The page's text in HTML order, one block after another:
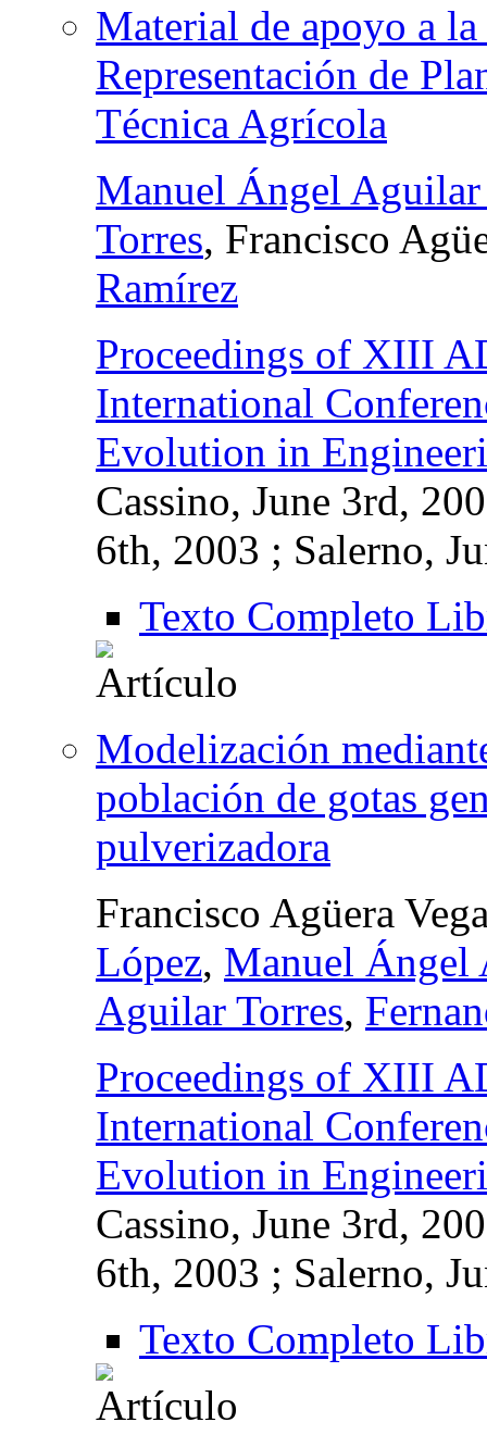
Material de apoyo a
Representación de
Técnica Agrícola
Manuel Ángel Aguilar
Torres, Francisco
Ramírez
Proceedings of XIII
International
Evolution in
Cassino, June 3rd,
6th, 2003 ; Salerno,
Texto Completo
Modelización
población de gotas
pulverizadora
Francisco Agüera
López, Manuel Ángel
Aguilar Torres,
Proceedings of XIII
International
Evolution in
Cassino, June 3rd,
6th, 2003 ; Salerno,
Texto Completo